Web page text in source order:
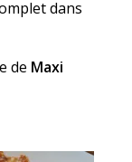
dans
de Maxi